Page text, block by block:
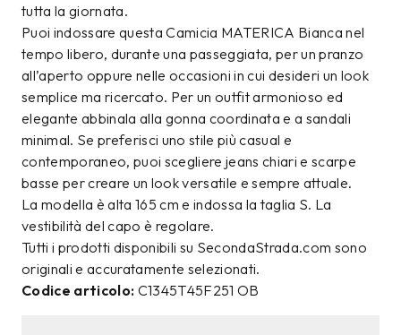
tutta la giornata.
Puoi indossare questa Camicia MATERICA Bianca nel
tempo libero, durante una passeggiata, per un pranzo
all’aperto oppure nelle occasioni in cui desideri un look
semplice ma ricercato. Per un outfit armonioso ed
elegante abbinala alla gonna coordinata e a sandali
minimal. Se preferisci uno stile più casual e
contemporaneo, puoi scegliere jeans chiari e scarpe
basse per creare un look versatile e sempre attuale.
La modella è alta 165 cm e indossa la taglia S. La
vestibilità del capo è regolare.
Tutti i prodotti disponibili su SecondaStrada.com sono
originali e accuratamente selezionati.
Codice articolo: C1345T45F251 OB